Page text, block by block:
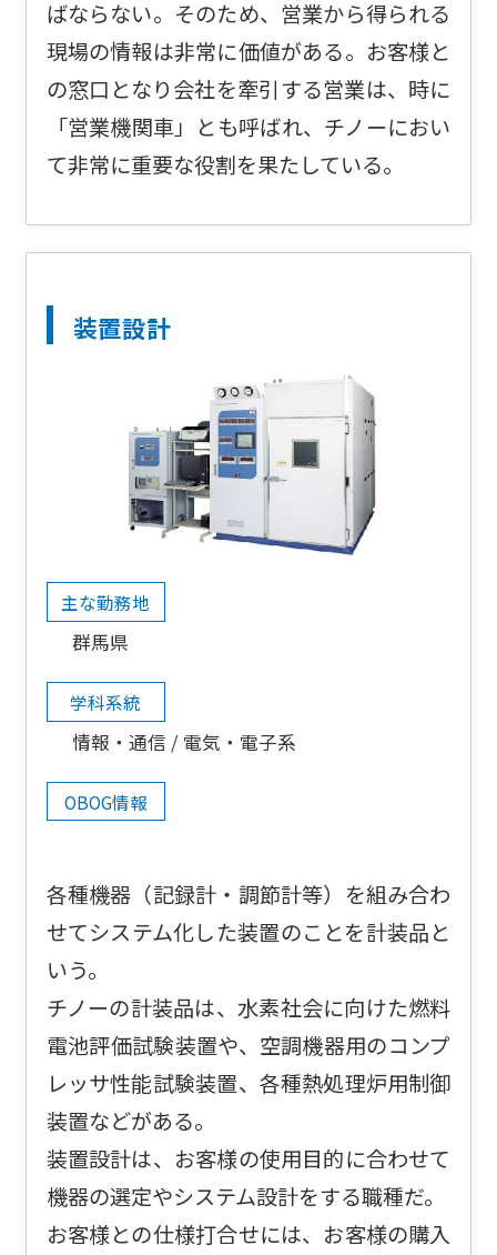
ばならない。そのため、営業から得られる
現場の情報は非常に価値がある。お客様と
の窓口となり会社を牽引する営業は、時に
「営業機関車」とも呼ばれ、チノーにおい
て非常に重要な役割を果たしている。
装置設計
主な勤務地
群馬県
学科系統
情報・通信 電気・電子系
OBOG情報
各種機器（記録計・調節計等）を組み合わ
せてシステム化した装置のことを計装品と
いう。
チノーの計装品は、水素社会に向けた燃料
電池評価試験装置や、空調機器用のコンプ
レッサ性能試験装置、各種熱処理炉用制御
装置などがある。
装置設計は、お客様の使用目的に合わせて
機器の選定やシステム設計をする職種だ。
お客様との仕様打合せには、お客様の購入